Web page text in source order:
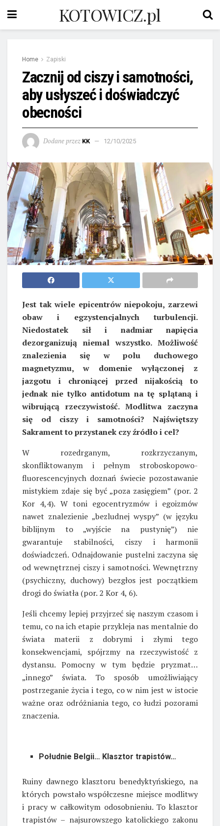
KOTOWICZ.pl
Home Zapiski
Zacznij od ciszy i samotności,
aby usłyszeć i doświadczyć
obecności
Dodane przez KK 12/10/2025
Jest tak wiele epicentrów niepokoju, zarzewi
obaw i egzystencjalnych turbulencji.
Niedostatek sił i nadmiar napięcia
dezorganizują niemal wszystko. Możliwość
znalezienia się w polu duchowego
magnetyzmu, w domenie wyłączonej z
jazgotu i chroniącej przed nijakością to
jednak nie tylko antidotum na tę splątaną i
wibrującą rzeczywistość. Modlitwa zaczyna
się od ciszy i samotności? Najświętszy
Sakrament to przystanek czy źródło i cel?
W rozedrganym, rozkrzyczanym,
skonfliktowanym i pełnym stroboskopowo-
fluorescencyjnych doznań świecie pozostawanie
mistykiem zdaje się być „poza zasięgiem” (por. 2
Kor 4,4). W toni egocentryzmów i egoizmów
nawet znalezienie „bezludnej wyspy” (w języku
biblijnym to „wyjście na pustynię”) nie
gwarantuje stabilności, ciszy i harmonii
doświadczeń. Odnajdowanie pustelni zaczyna się
od wewnętrznej ciszy i samotności. Wewnętrzny
(psychiczny, duchowy) bezgłos jest początkiem
drogi do światła (por. 2 Kor 4, 6).
Jeśli chcemy lepiej przyjrzeć się naszym czasom i
temu, co na ich etapie przykleja nas mentalnie do
świata materii z dobrymi i złymi tego
konsekwencjami, spójrzmy na rzeczywistość z
dystansu. Pomocny w tym będzie pryzmat…
„innego” świata. To sposób umożliwiający
postrzeganie życia i tego, co w nim jest w istocie
ważne oraz odróżniania tego, co łudzi pozorami
znaczenia.
Południe Belgii… Klasztor trapistów…
Ruiny dawnego klasztoru benedyktyńskiego, na
których powstało współczesne miejsce modlitwy
i pracy w całkowitym odosobnieniu. To klasztor
trapistów – najsurowszego katolickiego zakonu